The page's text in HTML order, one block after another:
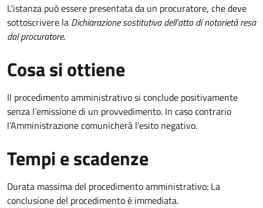
L'istanza può essere presentata da un procuratore, che deve
sottoscrivere la Dichiarazione sostitutiva dell'atto di notorietà resa
dal procuratore.
Cosa si ottiene
Il procedimento amministrativo si conclude positivamente
senza l’emissione di un provvedimento. In caso contrario
l’Amministrazione comunicherà l’esito negativo.
Tempi e scadenze
Durata massima del procedimento amministrativo: La
conclusione del procedimento è immediata.